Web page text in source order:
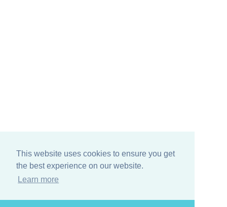
This website uses cookies to ensure you get
the best experience on our website.
Learn more